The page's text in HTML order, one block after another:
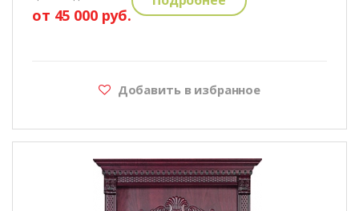
от 45 000 руб.
Добавить в избранное